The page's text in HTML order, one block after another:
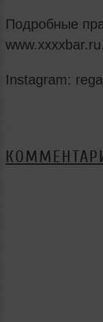
Подробные
www.xxxxbar.ru.
Instagram: